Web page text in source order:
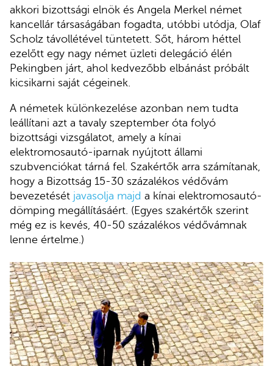
akkori bizottsági elnök és Angela Merkel német
kancellár társaságában fogadta, utóbbi utódja, Olaf
Scholz távollétével tüntetett. Sőt, három héttel
ezelőtt egy nagy német üzleti delegáció élén
Pekingben járt, ahol kedvezőbb elbánást próbált
kicsikarni saját cégeinek.
A németek különkezelése azonban nem tudta
leállítani azt a tavaly szeptember óta folyó
bizottsági vizsgálatot, amely a kínai
elektromosautó-iparnak nyújtott állami
szubvenciókat tárná fel. Szakértők arra számítanak,
hogy a Bizottság 15-30 százalékos védővám
bevezetését javasolja majd a kínai elektromosautó-
dömping megállításáért. (Egyes szakértők szerint
még ez is kevés, 40-50 százalékos védővámnak
lenne értelme.)